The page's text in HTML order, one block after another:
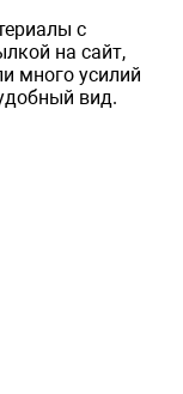
с
на сайт,
много усилий
вид.